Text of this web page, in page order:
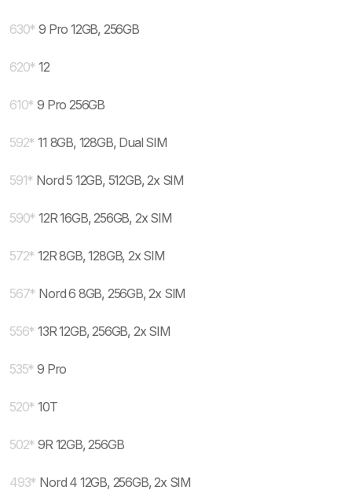
630* 9 Pro 12GB, 256GB
620* 12
610* 9 Pro 256GB
592* 11 8GB, 128GB, Dual SIM
591* Nord 5 12GB, 512GB, 2x SIM
590* 12R 16GB, 256GB, 2x SIM
572* 12R 8GB, 128GB, 2x SIM
567* Nord 6 8GB, 256GB, 2x SIM
556* 13R 12GB, 256GB, 2x SIM
535* 9 Pro
520* 10T
502* 9R 12GB, 256GB
493* Nord 4 12GB, 256GB, 2x SIM